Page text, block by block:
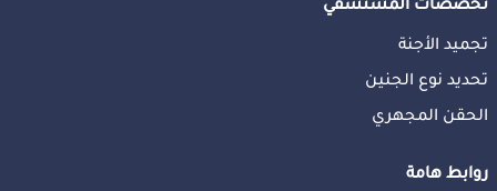
تخصصات المستشفي
تجميد الأجنة
تحديد نوع الجنين
الحقن المجهري
روابط هامة